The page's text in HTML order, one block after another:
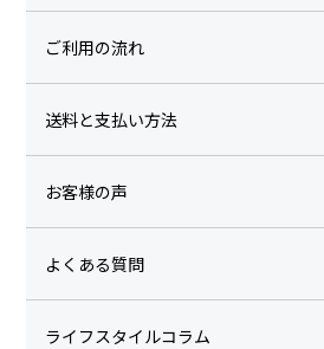
ご利用の流れ
送料と支払い方法
お客様の声
よくある質問
ライフスタイルコラム